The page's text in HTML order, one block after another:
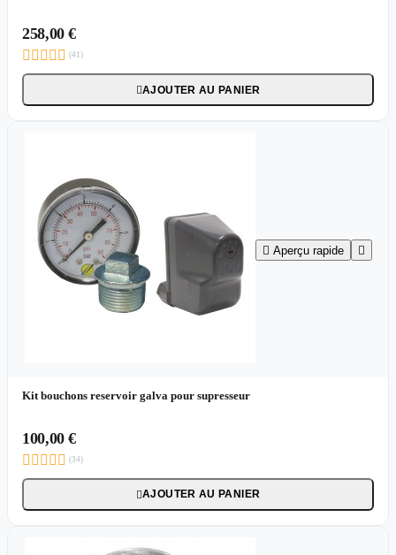
258,00 €
     (41)
AJOUTER AU PANIER
 Aperçu rapide 
Kit bouchons reservoir galva pour supresseur
100,00 €
     (34)
AJOUTER AU PANIER